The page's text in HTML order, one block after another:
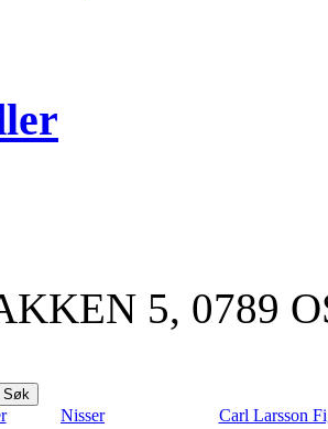
5, 0789
Nisser Carl Larsson